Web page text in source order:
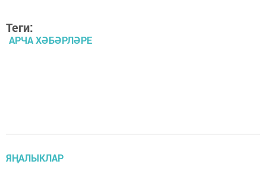
Теги:
АРЧА ХӘБӘРЛӘРЕ
ЯҢАЛЫКЛАР